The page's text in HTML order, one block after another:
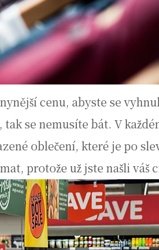
cenu, abyste se
tak se nemusíte bát. V
oblečení, které je po
protože už jste našli váš